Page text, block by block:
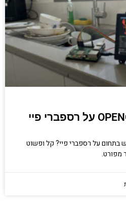
בתחום על רספברי פיי? קל ופשוט
מפורט.